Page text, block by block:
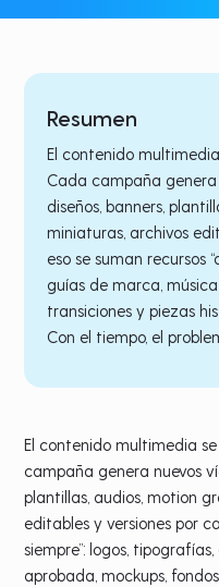
Resumen
El contenido
Cada campaña genera
diseños, banners,
miniaturas, archivos
eso se suman recursos
guías de marca,
transiciones y piezas
Con el tiempo, el
El contenido multimedia
campaña genera nuevos
plantillas, audios, motion
editables y versiones por
siempre”: logos,
aprobada, mockups,